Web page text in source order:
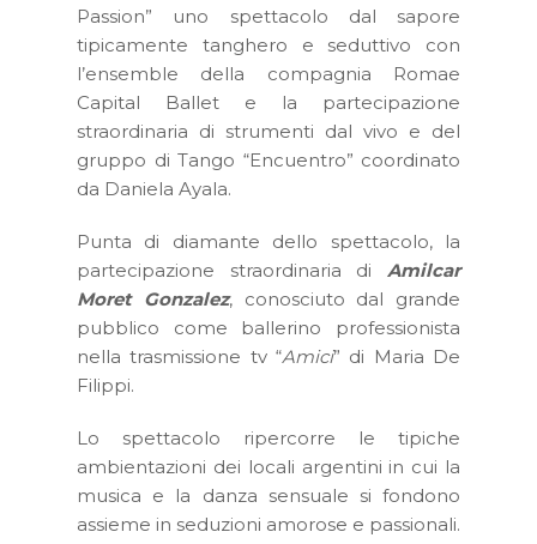
Passion” uno spettacolo dal sapore
tipicamente tanghero e seduttivo con
l’ensemble della compagnia Romae
Capital Ballet e la partecipazione
straordinaria di strumenti dal vivo e del
gruppo di Tango “Encuentro” coordinato
da Daniela Ayala.
Punta di diamante dello spettacolo, la
partecipazione straordinaria di Amilcar
Moret Gonzalez, conosciuto dal grande
pubblico come ballerino professionista
nella trasmissione tv “Amici” di Maria De
Filippi.
Lo spettacolo ripercorre le tipiche
ambientazioni dei locali argentini in cui la
musica e la danza sensuale si fondono
assieme in seduzioni amorose e passionali.